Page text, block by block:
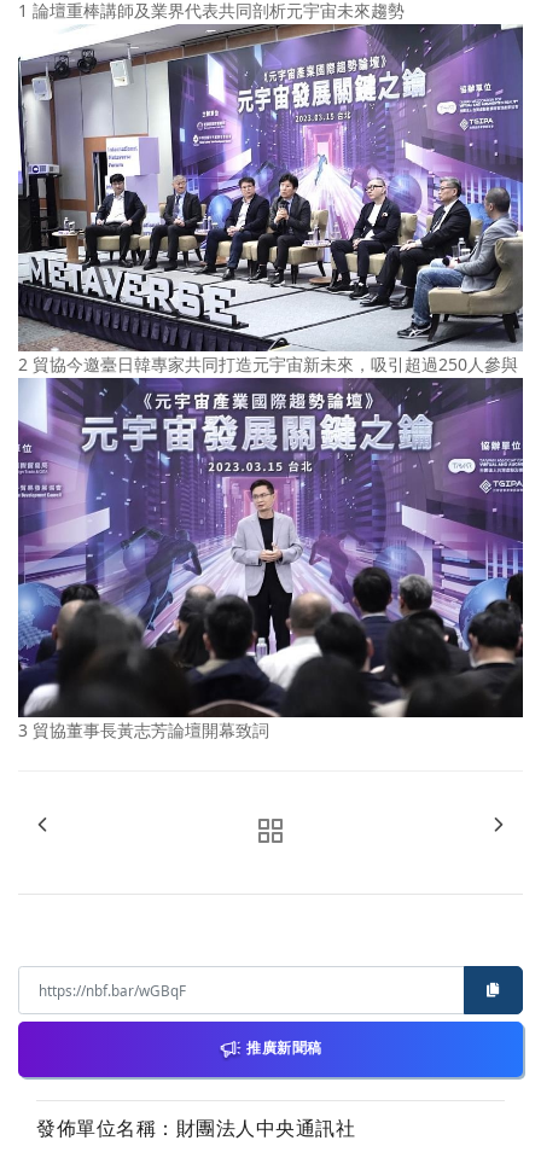
1 論壇重棒講師及業界代表共同剖析元宇宙未來趨勢
2 貿協今邀臺日韓專家共同打造元宇宙新未來，吸引超過250人參與
3 貿協董事長黃志芳論壇開幕致詞
推廣新聞稿
發佈單位名稱：財團法人中央通訊社